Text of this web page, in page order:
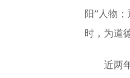
阳”人物
时，为道
近两